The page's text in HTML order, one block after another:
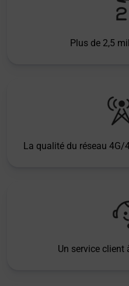
Plus de 2,5
La qualité du réseau 4G/
Un service client